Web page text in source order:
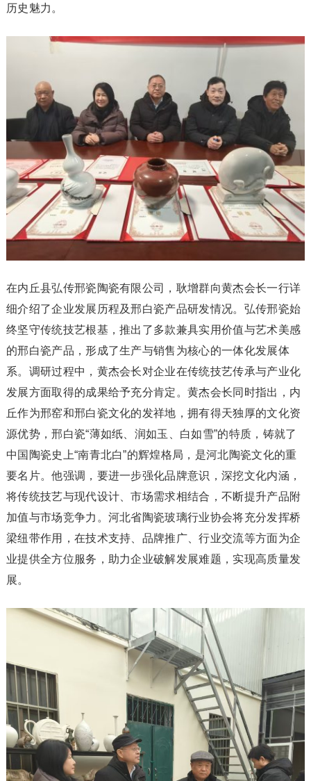
历史魅力。
在内丘县弘传邢瓷陶瓷有限公司，耿增群向黄杰会长一行详
细介绍了企业发展历程及邢白瓷产品研发情况。弘传邢瓷始
终坚守传统技艺根基，推出了多款兼具实用价值与艺术美感
的邢白瓷产品，形成了生产与销售为核心的一体化发展体
系。调研过程中，黄杰会长对企业在传统技艺传承与产业化
发展方面取得的成果给予充分肯定。黄杰会长同时指出，内
丘作为邢窑和邢白瓷文化的发祥地，拥有得天独厚的文化资
源优势，邢白瓷“薄如纸、润如玉、白如雪”的特质，铸就了
中国陶瓷史上“南青北白”的辉煌格局，是河北陶瓷文化的重
要名片。他强调，要进一步强化品牌意识，深挖文化内涵，
将传统技艺与现代设计、市场需求相结合，不断提升产品附
加值与市场竞争力。河北省陶瓷玻璃行业协会将充分发挥桥
梁纽带作用，在技术支持、品牌推广、行业交流等方面为企
业提供全方位服务，助力企业破解发展难题，实现高质量发
展。